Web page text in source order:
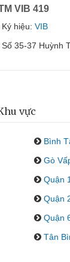
VIB 419
Ký hiệu:VIB
Số 35-37 Huỳnh
vực
Bình
Gò
Quận 1
Quận
Quận
Tân